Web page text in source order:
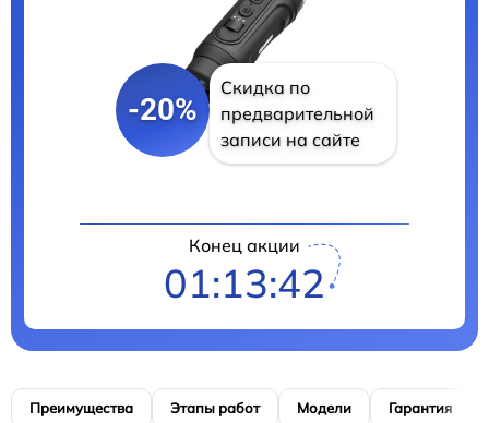
-20%
Скидка по
предварительной
записи на сайте
Конец акции
01:13:41
Преимущества Этапы работ Модели Гарантия